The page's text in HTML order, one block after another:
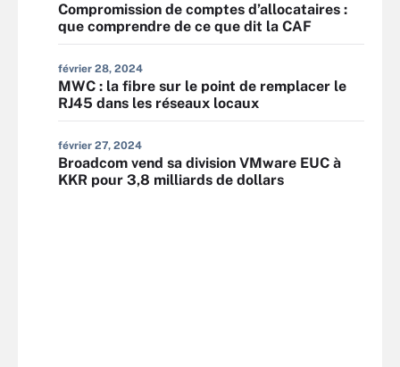
Compromission de comptes d’allocataires :
que comprendre de ce que dit la CAF
février 28, 2024
MWC : la fibre sur le point de remplacer le
RJ45 dans les réseaux locaux
février 27, 2024
Broadcom vend sa division VMware EUC à
KKR pour 3,8 milliards de dollars